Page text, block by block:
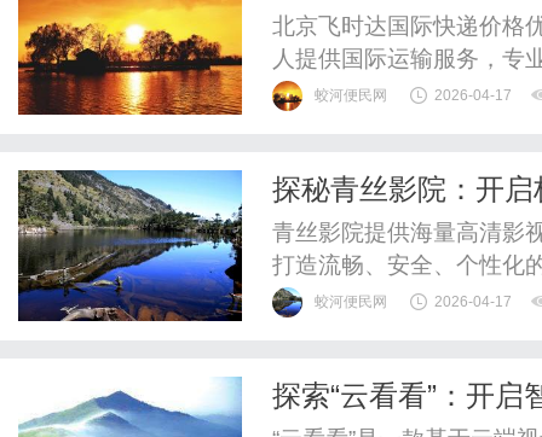
管理-寄件，查价格
北京飞时达国际快递价格
人提供国际运输服务，专
际快递、UPS国际快递、
国际贸易需求不断增长，
蛟河便民网 2026-04-17
探秘青丝影院：开
青丝影院提供海量高清影
打造流畅、安全、个性化
蛟河便民网 2026-04-17
探索“云看看”：开